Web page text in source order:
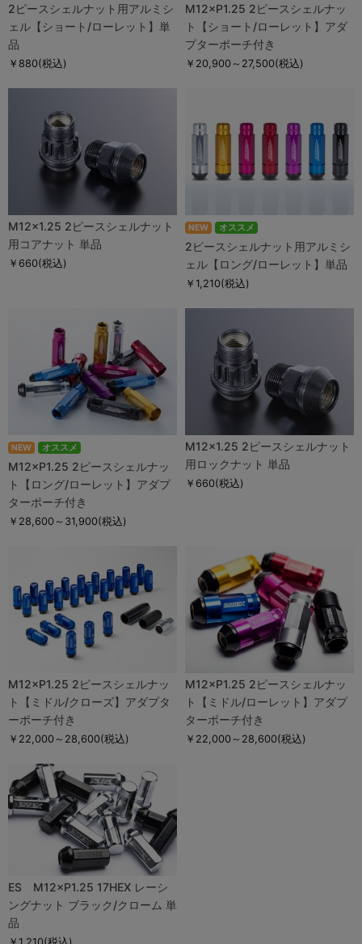
2ピースシェルナット用アルミシ
ェル【ショート/ローレット】単
品
￥880(税込)
M12×P1.25 2ピースシェルナッ
ト【ショート/ローレット】アダ
プターポーチ付き
￥20,900～27,500(税込)
M12×1.25 2ピースシェルナット
用コアナット 単品
￥660(税込)
NEW オススメ
2ピースシェルナット用アルミシ
ェル【ロング/ローレット】単品
￥1,210(税込)
NEW オススメ
M12×P1.25 2ピースシェルナッ
ト【ロング/ローレット】アダプ
ターポーチ付き
￥28,600～31,900(税込)
M12×1.25 2ピースシェルナット
用ロックナット 単品
￥660(税込)
M12×P1.25 2ピースシェルナッ
ト【ミドル/クローズ】アダプタ
ーポーチ付き
￥22,000～28,600(税込)
M12×P1.25 2ピースシェルナッ
ト【ミドル/ローレット】アダプ
ターポーチ付き
￥22,000～28,600(税込)
ES M12×P1.25 17HEX レーシ
ングナット ブラック/クローム 単
品